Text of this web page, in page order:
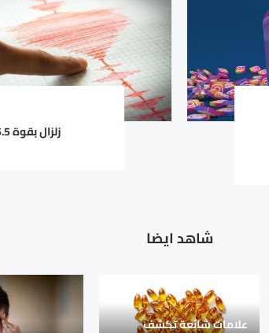
شاهد ايضا
علامات شائعة تكشف